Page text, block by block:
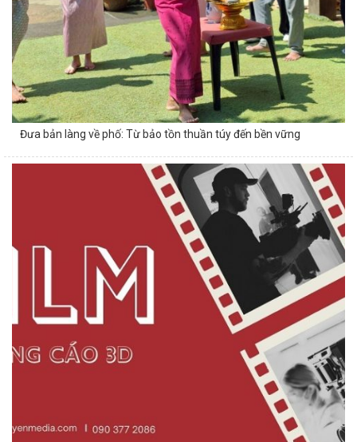
Đưa bản làng về phố: Từ bảo tồn thuần túy đến bền vững